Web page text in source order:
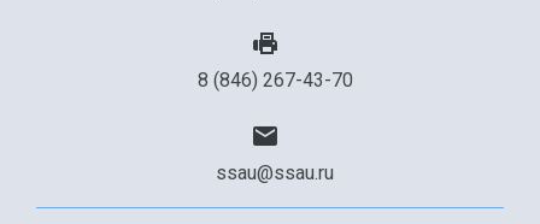
8 (846) 267-43-70
ssau@ssau.ru